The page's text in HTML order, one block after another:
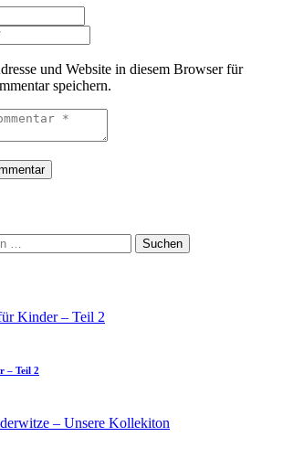
und Website in diesem Browser für
speichern.
– Teil 2